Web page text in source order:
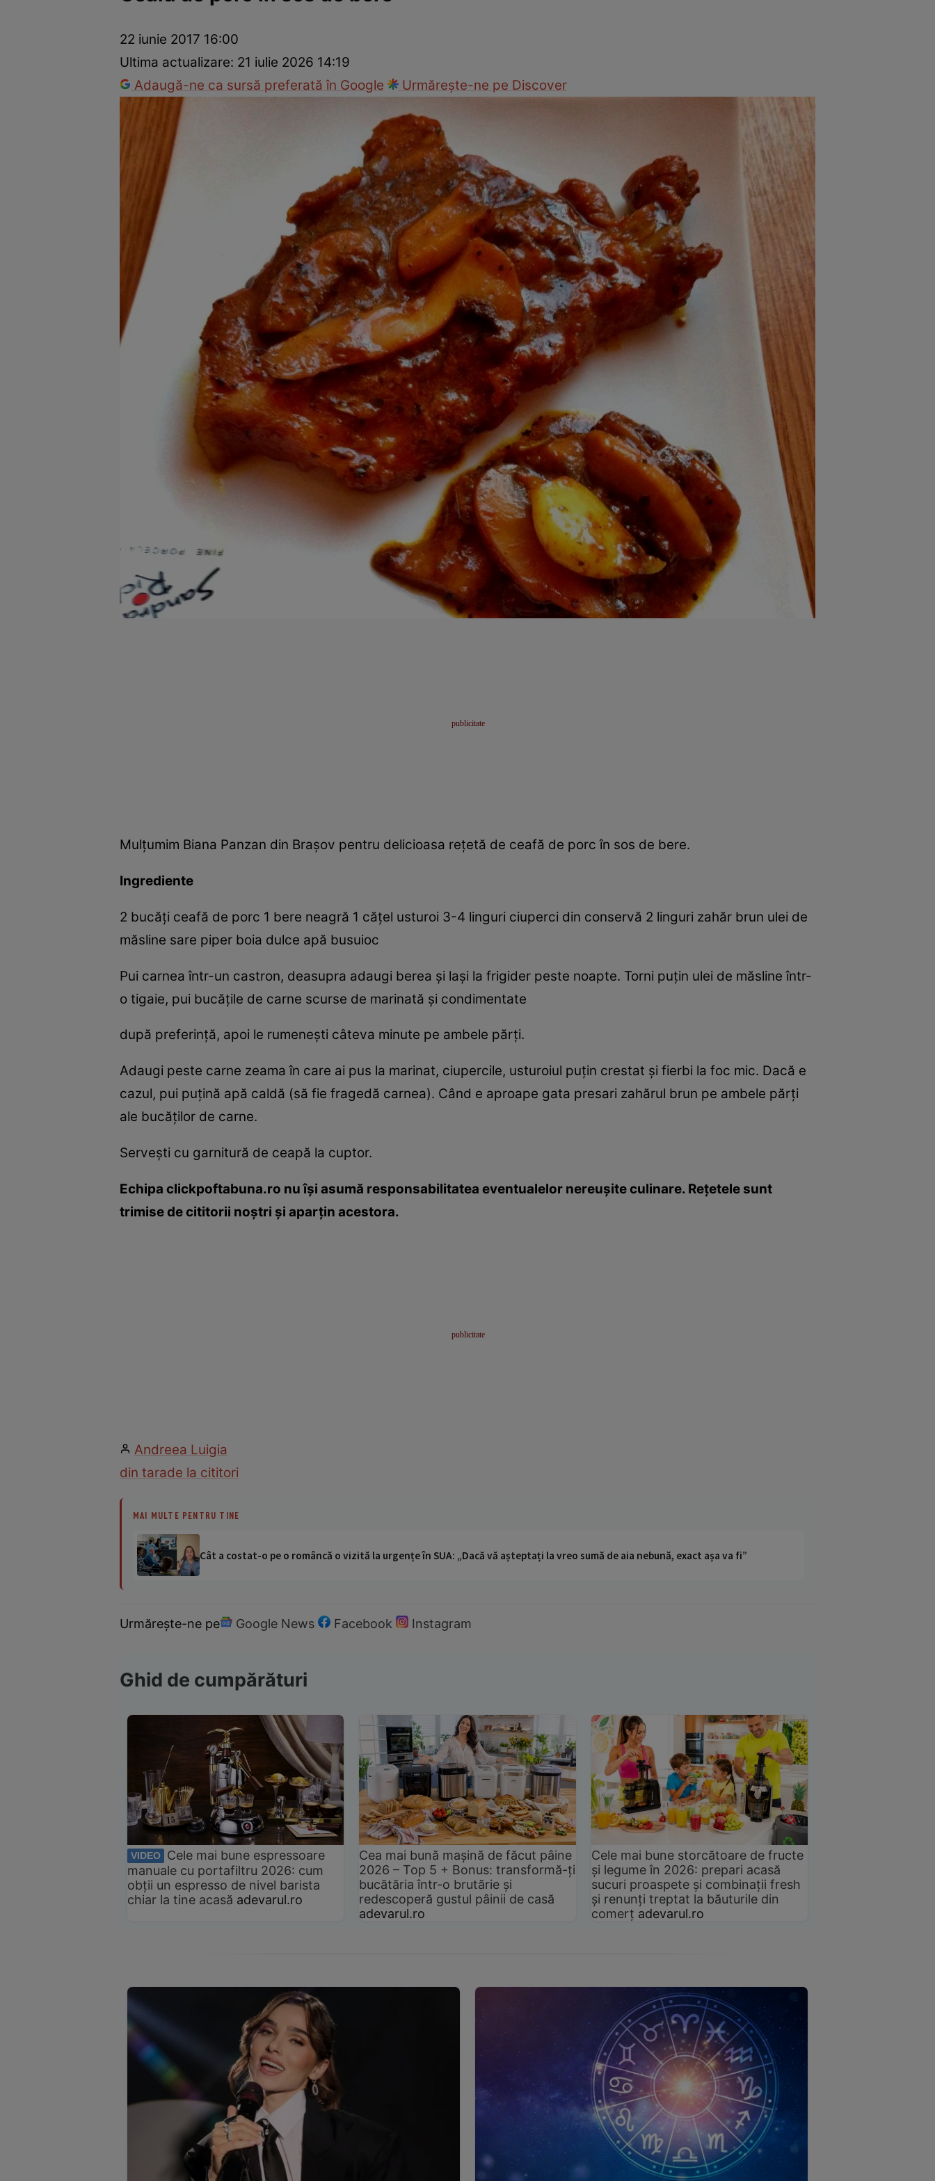
Mâncăruri rapideRețete cu legume
22 iunie 2017 16:00
Ultima actualizare: 21 iulie 2026 14:19
Adaugă-ne ca sursă preferată în Google
Urmărește-ne pe Discover
Mulţumim Biana Panzan din Braşov pentru delicioasa reţetă de ceafă de porc în sos de bere.
Ingrediente
2 bucăţi ceafă de porc 1 bere neagră 1 căţel usturoi 3-4 linguri ciuperci din conservă 2 linguri zahăr brun ulei de
măsline sare piper boia dulce apă busuioc
Pui carnea într-un castron, deasupra adaugi berea şi laşi la frigider peste noapte. Torni puţin ulei de măsline într-
o tigaie, pui bucăţile de carne scurse de marinată şi condimentate
după preferinţă, apoi le rumeneşti câteva minute pe ambele părţi.
Adaugi peste carne zeama în care ai pus la marinat, ciupercile, usturoiul puţin crestat şi fierbi la foc mic. Dacă e
cazul, pui puţină apă caldă (să fie fragedă carnea). Când e aproape gata presari zahărul brun pe ambele părţi
ale bucăţilor de carne.
Serveşti cu garnitură de ceapă la cuptor.
Echipa clickpoftabuna.ro nu îşi asumă responsabilitatea eventualelor nereuşite culinare. Reţetele sunt
trimise de cititorii noştri şi aparţin acestora.
Andreea Luigia
din tarade la cititori
MAI MULTE PENTRU TINE
Cât a costat-o pe o româncă o vizită la urgențe în SUA: „Dacă vă așteptați la vreo sumă de aia nebună, exact așa va fi”
Urmărește-ne pe Google News Facebook Instagram
Ghid de cumpărături
VIDEO
Cele mai bune espressoare
manuale cu portafiltru 2026: cum
obții un espresso de nivel barista
chiar la tine acasă adevarul.ro
Cea mai bună mașină de făcut pâine
2026 – Top 5 + Bonus: transformă-ți
bucătăria într-o brutărie și
redescoperă gustul pâinii de casă
adevarul.ro
Cele mai bune storcătoare de fructe
și legume în 2026: prepari acasă
sucuri proaspete și combinații fresh
și renunți treptat la băuturile din
comerț adevarul.ro